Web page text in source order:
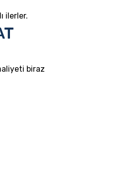
ilerler.
biraz